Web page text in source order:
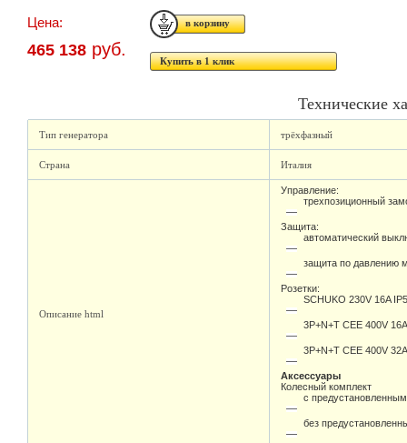
Цена:
465 138 руб.
Купить в 1 клик
Технические
Тип генератора трёхфазный
Страна Италия
Описание html
Управление:
трехпозиционный
Защита:
автоматический
защита по давлению
Розетки:
SCHUKO 230V 16A
3P+N+T CEE 400V
3P+N+T CEE 400V
Аксессуары
Колесный комплект
с
без